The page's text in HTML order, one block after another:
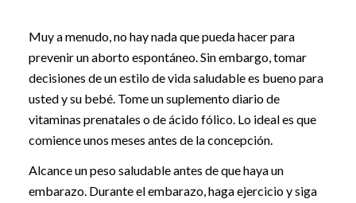
Muy a menudo, no hay nada que pueda hacer para
prevenir un aborto espontáneo. Sin embargo, tomar
decisiones de un estilo de vida saludable es bueno para
usted y su bebé. Tome un suplemento diario de
vitaminas prenatales o de ácido fólico. Lo ideal es que
comience unos meses antes de la concepción.
Alcance un peso saludable antes de que haya un
embarazo. Durante el embarazo, haga ejercicio y siga